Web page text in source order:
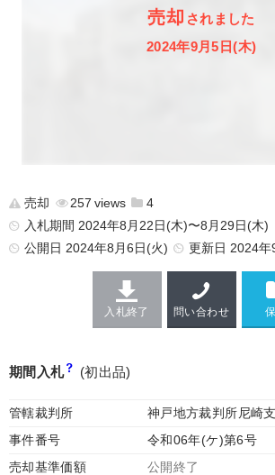
売却 されました
2024年9月5日(木)
売却 257
4
入札期間 2024年8月22日(木)〜8月29日(木)
公開日 2024年8月6日(火) 更新日 2024年
入札終了 問い合わせ
期間入札 (初出品)
管轄裁判所
神戸地方裁判所尼崎
事件番号
令和06年(ケ)第6号
売却基準価額
公開終了